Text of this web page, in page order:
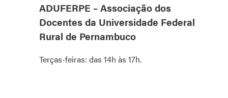
ADUFERPE – Associação dos
Docentes da Universidade Federal
Rural de Pernambuco
Terças-feiras: das 14h às 17h.